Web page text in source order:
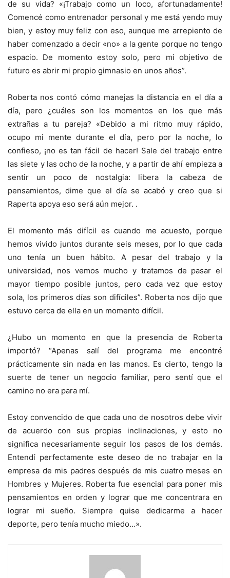
de su vida? «¡Trabajo como un loco, afortunadamente!
Comencé como entrenador personal y me está yendo muy
bien, y estoy muy feliz con eso, aunque me arrepiento de
haber comenzado a decir «no» a la gente porque no tengo
espacio. De momento estoy solo, pero mi objetivo de
futuro es abrir mi propio gimnasio en unos años”.
Roberta nos contó cómo manejas la distancia en el día a
día, pero ¿cuáles son los momentos en los que más
extrañas a tu pareja? «Debido a mi ritmo muy rápido,
ocupo mi mente durante el día, pero por la noche, lo
confieso, ¡no es tan fácil de hacer! Sale del trabajo entre
las siete y las ocho de la noche, y a partir de ahí empieza a
sentir un poco de nostalgia: libera la cabeza de
pensamientos, dime que el día se acabó y creo que si
Raperta apoya eso será aún mejor. .
El momento más difícil es cuando me acuesto, porque
hemos vivido juntos durante seis meses, por lo que cada
uno tenía un buen hábito. A pesar del trabajo y la
universidad, nos vemos mucho y tratamos de pasar el
mayor tiempo posible juntos, pero cada vez que estoy
sola, los primeros días son difíciles”. Roberta nos dijo que
estuvo cerca de ella en un momento difícil.
¿Hubo un momento en que la presencia de Roberta
importó? “Apenas salí del programa me encontré
prácticamente sin nada en las manos. Es cierto, tengo la
suerte de tener un negocio familiar, pero sentí que el
camino no era para mí.
Estoy convencido de que cada uno de nosotros debe vivir
de acuerdo con sus propias inclinaciones, y esto no
significa necesariamente seguir los pasos de los demás.
Entendí perfectamente este deseo de no trabajar en la
empresa de mis padres después de mis cuatro meses en
Hombres y Mujeres. Roberta fue esencial para poner mis
pensamientos en orden y lograr que me concentrara en
lograr mi sueño. Siempre quise dedicarme a hacer
deporte, pero tenía mucho miedo…».